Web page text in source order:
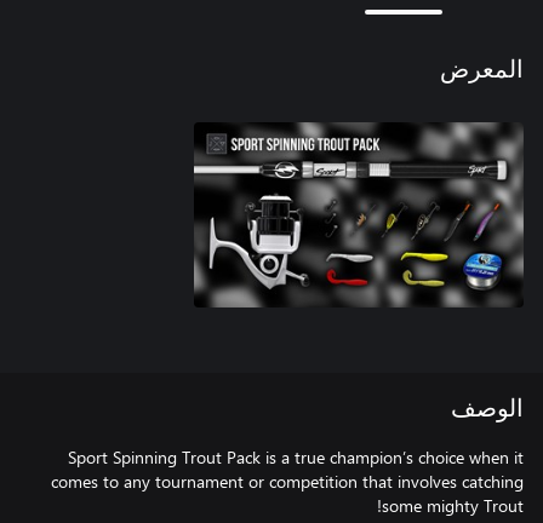
المعرض
الوصف
Sport Spinning Trout Pack is a true champion’s choice when it
comes to any tournament or competition that involves catching